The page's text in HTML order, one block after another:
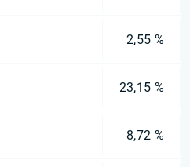
2,55 %
23,15 %
8,72 %